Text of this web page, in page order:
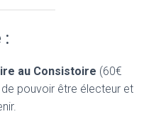
:
au Consistoire (60€
pouvoir être électeur et